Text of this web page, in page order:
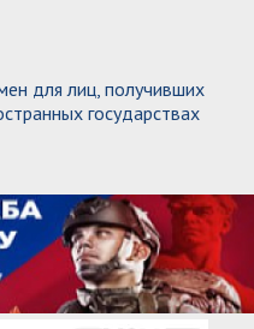
для лиц, получивших
государствах